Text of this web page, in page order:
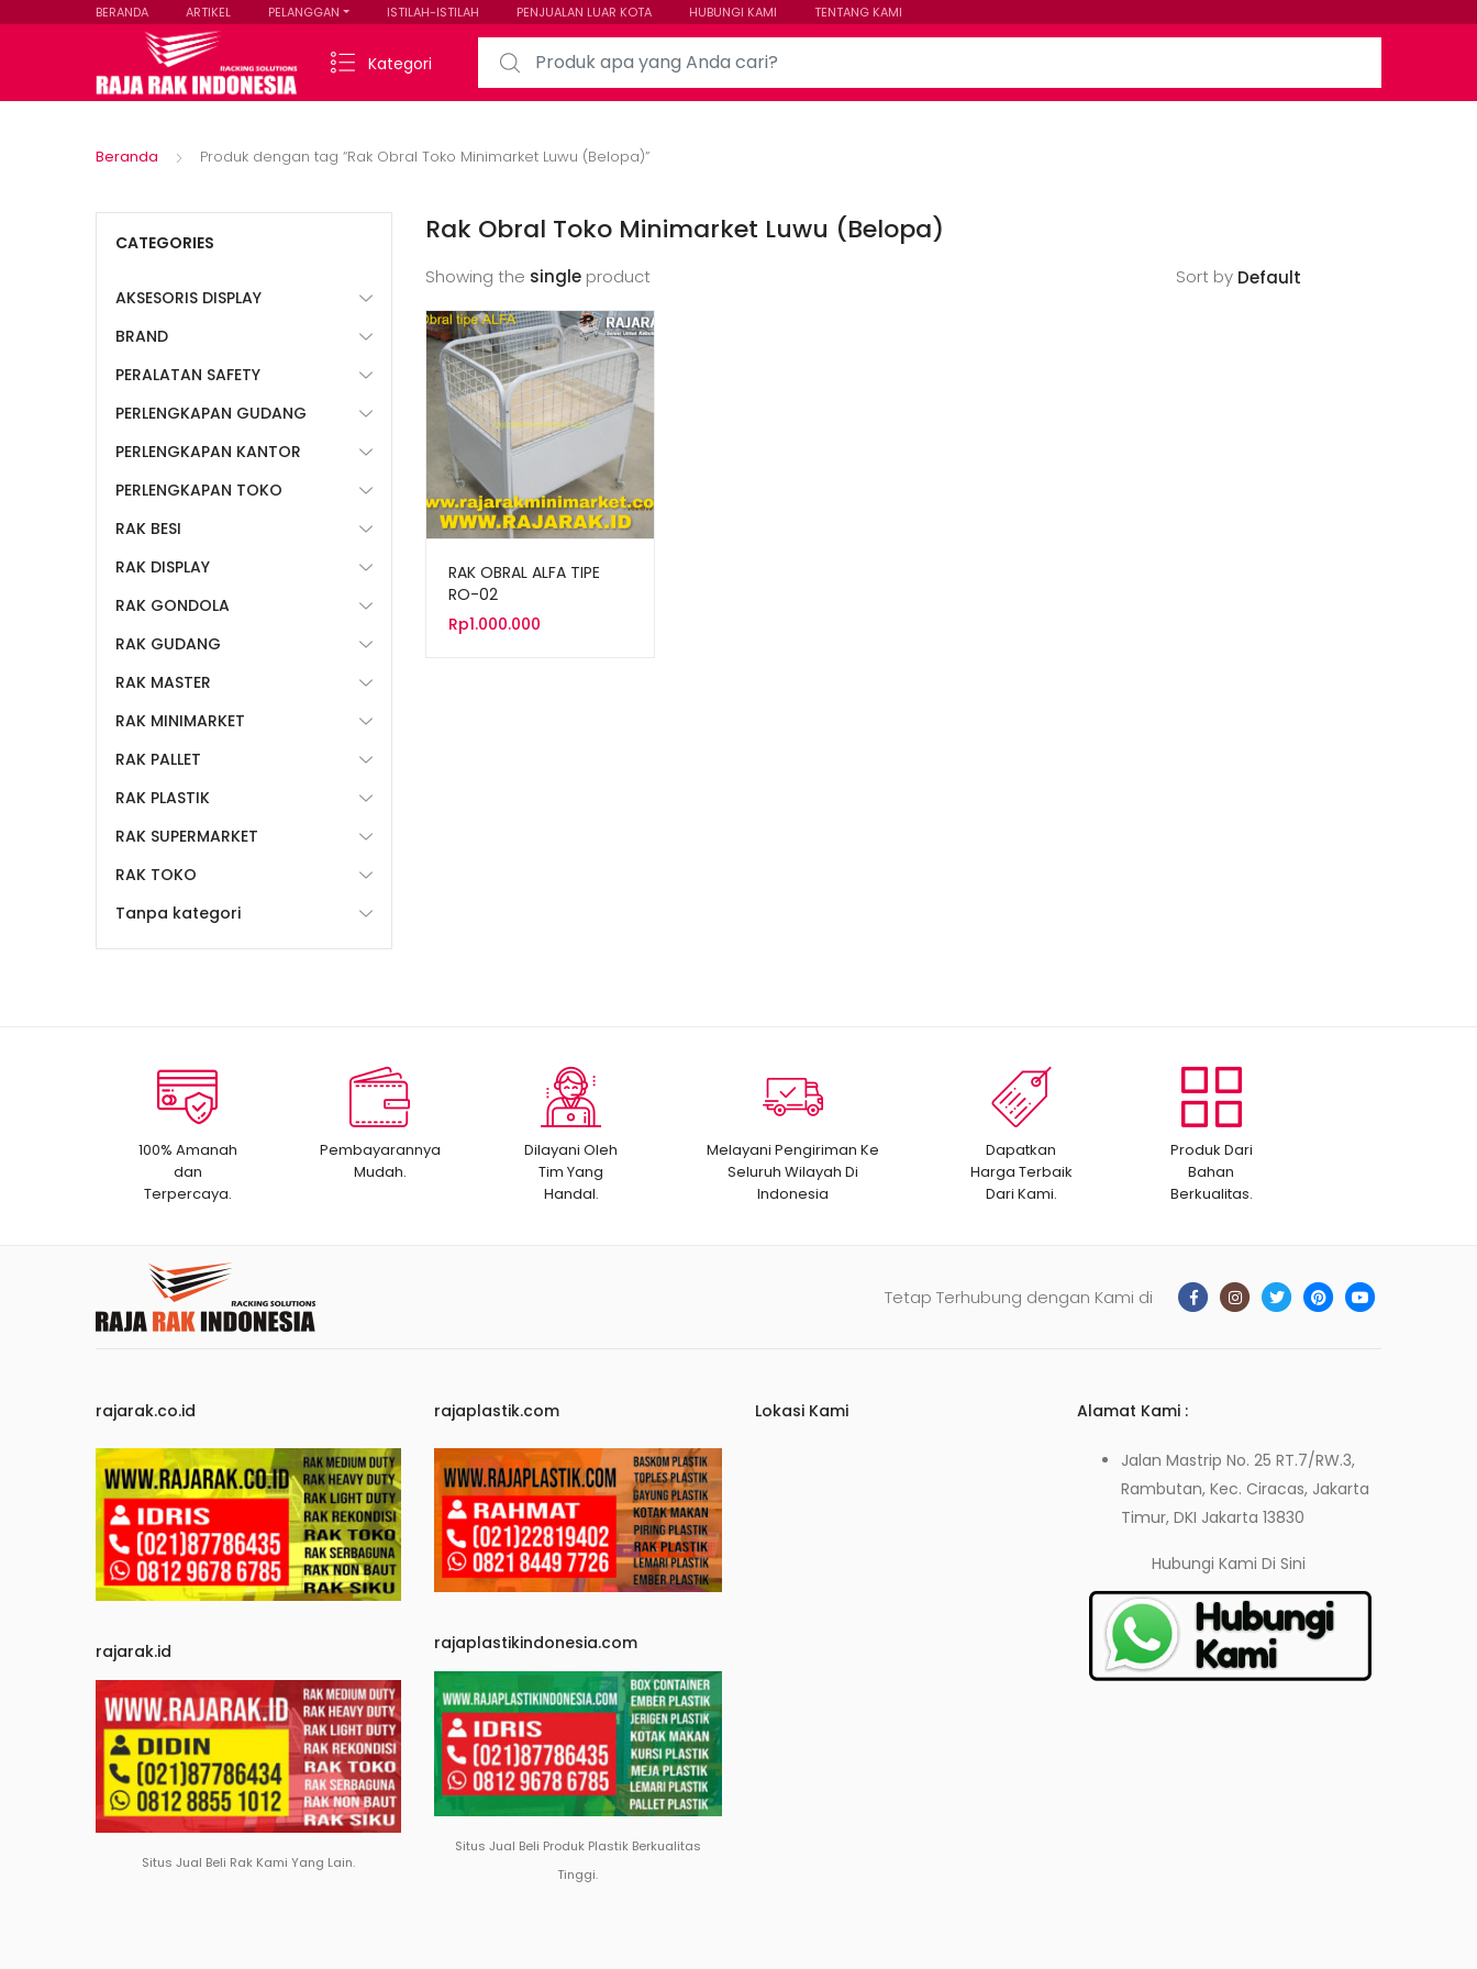
BERANDA ARTIKEL PELANGGAN ISTILAH-ISTILAH PENJUALAN LUAR KOTA HUBUNGI KAMI TENTANG KAMI
Kategori
Search for:
Beranda Produk dengan tag “Rak Obral Toko Minimarket Luwu (Belopa)”
Rak Obral Toko Minimarket Luwu (Belopa)
Showing the single product Sort by
RAK OBRAL ALFA TIPE
RO-02
Rp1.000.000
CATEGORIES
AKSESORIS DISPLAY
BRAND
PERALATAN SAFETY
PERLENGKAPAN GUDANG
PERLENGKAPAN KANTOR
PERLENGKAPAN TOKO
RAK BESI
RAK DISPLAY
RAK GONDOLA
RAK GUDANG
RAK MASTER
RAK MINIMARKET
RAK PALLET
RAK PLASTIK
RAK SUPERMARKET
RAK TOKO
Tanpa kategori
100% Amanah
dan
Terpercaya.
Pembayarannya
Mudah.
Dilayani Oleh
Tim Yang
Handal.
Melayani Pengiriman Ke
Seluruh Wilayah Di
Indonesia
Dapatkan
Harga Terbaik
Dari Kami.
Produk Dari
Bahan
Berkualitas.
Tetap Terhubung dengan Kami di
rajarak.co.id
rajarak.id
Situs Jual Beli Rak Kami Yang Lain.
rajaplastik.com
rajaplastikindonesia.com
Situs Jual Beli Produk Plastik Berkualitas
Tinggi.
Lokasi Kami Alamat Kami :
Jalan Mastrip No. 25 RT.7/RW.3,
Rambutan, Kec. Ciracas, Jakarta
Timur, DKI Jakarta 13830
Hubungi KamiDi Sini